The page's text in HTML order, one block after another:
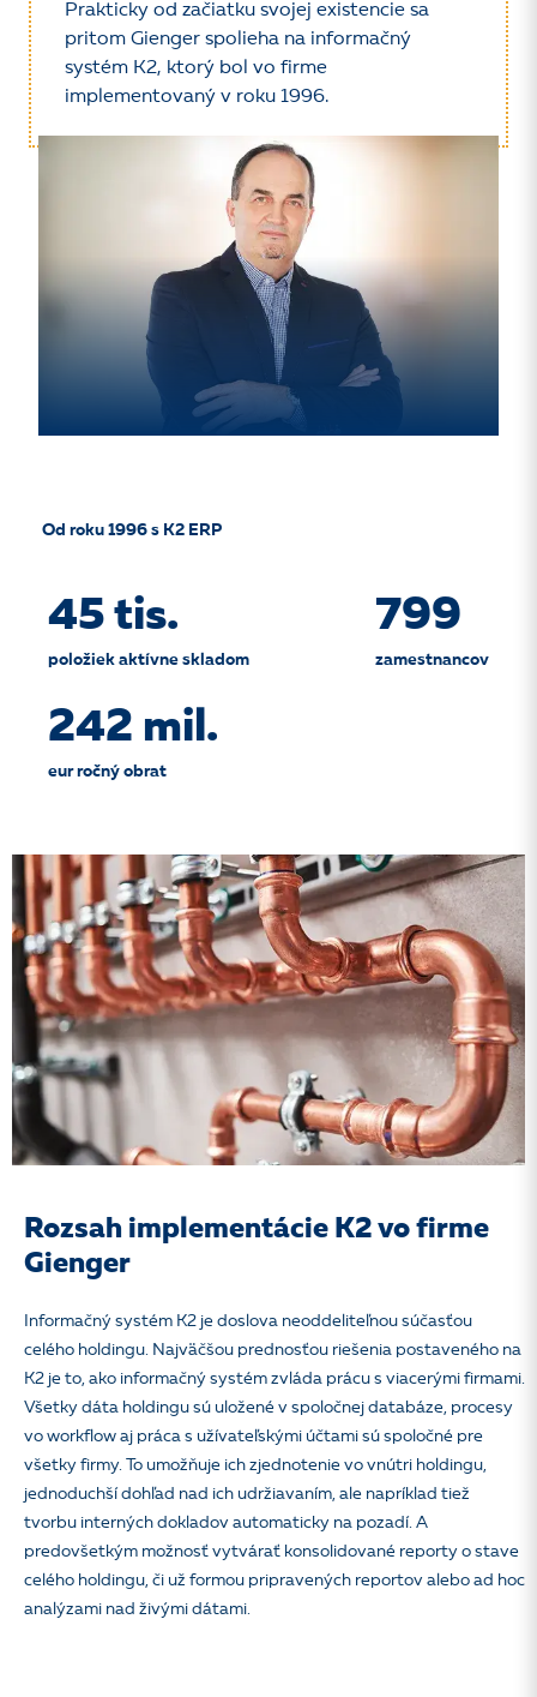
Prakticky od začiatku svojej existencie sa
pritom Gienger spolieha na informačný
systém K2, ktorý bol vo firme
implementovaný v roku 1996.
Od roku 1996 s K2 ERP
45 tis.
položiek aktívne skladom
799
zamestnancov
242 mil.
eur ročný obrat
Rozsah implementácie K2 vo firme
Gienger
Informačný systém K2 je doslova neoddeliteľnou súčasťou
celého holdingu. Najväčšou prednosťou riešenia postaveného na
K2 je to, ako informačný systém zvláda prácu s viacerými firmami.
Všetky dáta holdingu sú uložené v spoločnej databáze, procesy
vo workflow aj práca s užívateľskými účtami sú spoločné pre
všetky firmy. To umožňuje ich zjednotenie vo vnútri holdingu,
jednoduchší dohľad nad ich udržiavaním, ale napríklad tiež
tvorbu interných dokladov automaticky na pozadí. A
predovšetkým možnosť vytvárať konsolidované reporty o stave
celého holdingu, či už formou pripravených reportov alebo ad hoc
analýzami nad živými dátami.